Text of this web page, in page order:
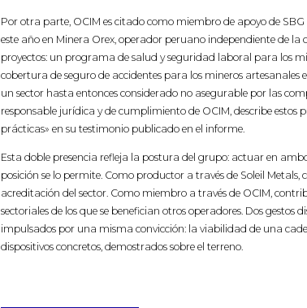
Por otra parte, OCIM es citado como miembro de apoyo de
este año en Minera Orex, operador peruano independiente de la
proyectos: un programa de salud y seguridad laboral para los
cobertura de seguro de accidentes para los mineros artesanales
un sector hasta entonces considerado no asegurable por las
responsable jurídica y de cumplimiento de OCIM, describe estos
prácticas» en su testimonio publicado en el informe.
Esta doble presencia refleja la postura del grupo: actuar en
posición se lo permite. Como productor a través de Soleil Metals,
acreditación del sector. Como miembro a través de OCIM,
sectoriales de los que se benefician otros operadores. Dos gestos
impulsados por una misma convicción: la viabilidad de una
dispositivos concretos, demostrados sobre el terreno.